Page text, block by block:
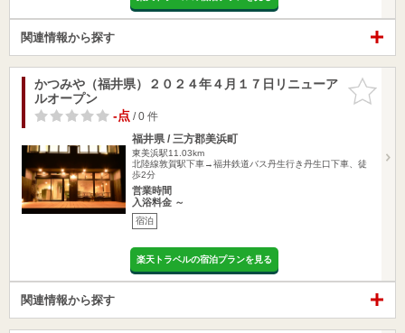
関連情報から探す
お気に入
りに追加
かつみや（福井県）２０２４年４月１７日リニューア
ルオープン
-点/ 0 件
福井県 / 三方郡美浜町
東美浜駅11.03km
北陸線敦賀駅下車→福井鉄道バス丹生行き丹生口下車、徒
歩2分
営業時間
入浴料金 ～
宿泊
楽天トラベルの宿泊プランを見る
関連情報から探す